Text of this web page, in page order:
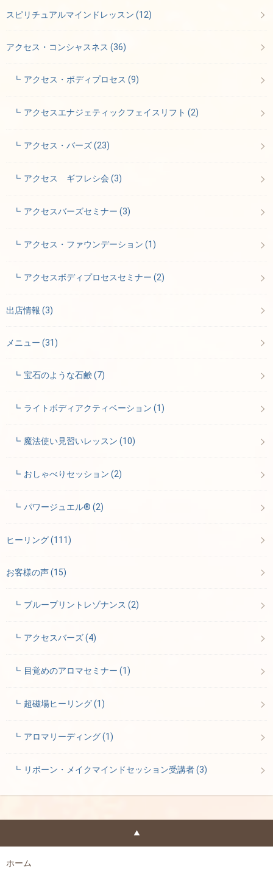
スピリチュアルマインドレッスン (12)
アクセス・コンシャスネス (36)
アクセス・ボディプロセス(9)
アクセスエナジェティックフェイスリフト(2)
アクセス・バーズ(23)
アクセス ギフレシ会(3)
アクセスバーズセミナー(3)
アクセス・ファウンデーション(1)
アクセスボディプロセスセミナー(2)
出店情報 (3)
メニュー (31)
宝石のような石鹸(7)
ライトボディアクティベーション(1)
魔法使い見習いレッスン(10)
おしゃべりセッション(2)
パワージュエル®(2)
ヒーリング(111)
お客様の声(15)
ブループリントレゾナンス(2)
アクセスバーズ(4)
目覚めのアロマセミナー(1)
超磁場ヒーリング(1)
アロマリーディング(1)
リボーン・メイクマインドセッション受講者(3)
ホーム